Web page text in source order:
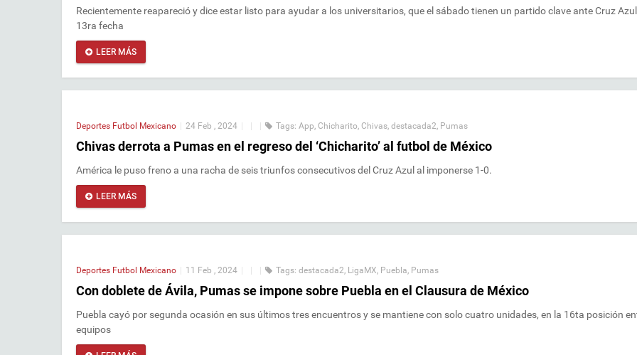
Recientemente reapareció y dice estar listo para ayudar a los universitarios, que el sábado tienen un partido clave ante Cruz
13ra fecha
LEER MÁS
Deportes Futbol Mexicano 24 Feb , 2024 Tags: App, Chicharito, Chivas, destacada2, Pumas
Chivas derrota a Pumas en el regreso del ‘Chicharito’ al futbol de México
América le puso freno a una racha de seis triunfos consecutivos del Cruz Azul al imponerse 1-0.
LEER MÁS
Deportes Futbol Mexicano 11 Feb , 2024 Tags: destacada2, LigaMX, Puebla, Pumas
Con doblete de Ávila, Pumas se impone sobre Puebla en el Clausura de México
Puebla cayó por segunda ocasión en sus últimos tres encuentros y se mantiene con solo cuatro unidades, en la 16ta posición
equipos